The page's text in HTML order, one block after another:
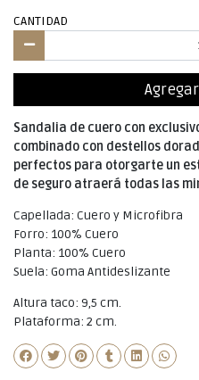
CANTIDAD
Sandalia de cuero con
combinado con destellos
perfectos para otorgarte un
de seguro atraerá todas las
Capellada: Cuero y Microfibra
Forro: 100% Cuero
Planta: 100% Cuero
Suela: Goma Antideslizante
Altura taco: 9,5 cm.
Plataforma: 2 cm.